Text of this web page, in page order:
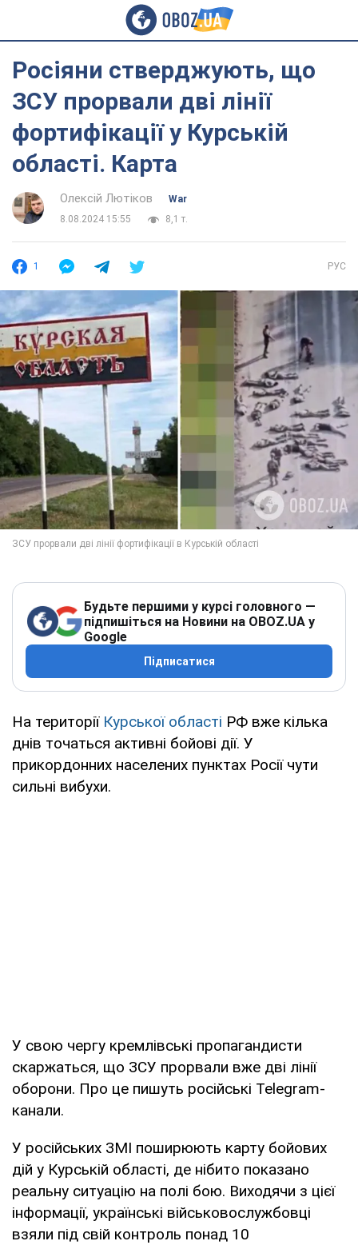
Росіяни стверджують, що
ЗСУ прорвали дві лінії
фортифікації у Курській
області. Карта
Олексій Лютіков
War
8.08.2024 15:55
8,1 т.
1 РУС
Будьте першими у курсі головного —
підпишіться на Новини на OBOZ.UA у
Google
Підписатися
На території Курської області РФ вже кілька
днів точаться активні бойові дії. У
прикордонних населених пунктах Росії чути
сильні вибухи.
У свою чергу кремлівські пропагандисти
скаржаться, що ЗСУ прорвали вже дві лінії
оборони. Про це пишуть російські Telegram-
канали.
У російських ЗМІ поширюють карту бойових
дій у Курській області, де нібито показано
реальну ситуацію на полі бою. Виходячи з цієї
інформації, українські військовослужбовці
взяли під свій контроль понад 10